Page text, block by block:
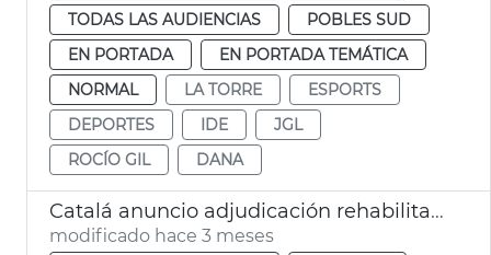
TODAS LAS AUDIENCIAS
POBLES SUD
EN PORTADA
EN PORTADA TEMÁTICA
NORMAL
LA TORRE
ESPORTS
DEPORTES
IDE
JGL
ROCÍO GIL
DANA
Catalá anuncio adjudicación rehabilitación complejo deportivo Abastos
modificado hace 3 meses